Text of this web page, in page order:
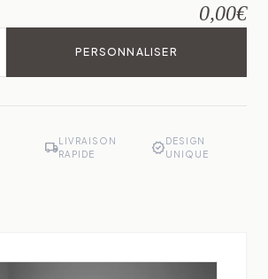
0,00€
PERSONNALISER
local_shippingLIVRAISON
RAPIDE
verifiedDESIGN
UNIQUE